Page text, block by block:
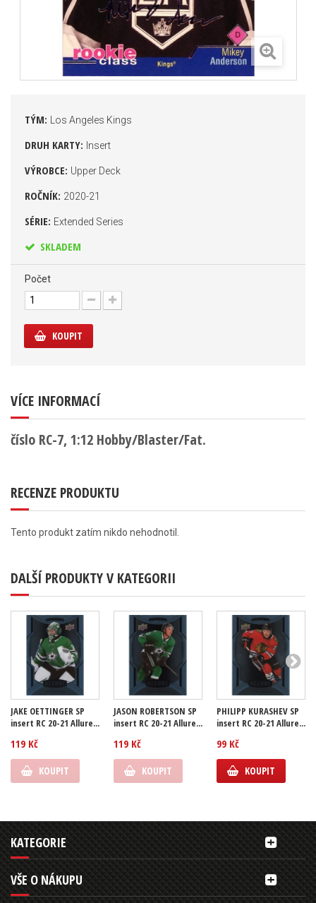
TÝM: Los Angeles Kings
DRUH KARTY: Insert
VÝROBCE: Upper Deck
ROČNÍK: 2020-21
SÉRIE: Extended Series
SKLADEM
Počet
KOUPIT
VÍCE INFORMACÍ
číslo RC-7, 1:12 Hobby/Blaster/Fat.
RECENZE PRODUKTU
Tento produkt zatím nikdo nehodnotil.
DALŠÍ PRODUKTY V KATEGORII
JAKE OETTINGER SP
insert RC 20-21 Allure...
119 Kč
KOUPIT
JASON ROBERTSON SP
insert RC 20-21 Allure...
119 Kč
KOUPIT
PHILIPP KURASHEV SP
insert RC 20-21 Allure...
99 Kč
KOUPIT
KATEGORIE
VŠE O NÁKUPU